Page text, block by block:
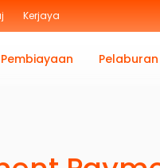
Kerjaya
Pembiayaan Pelaburan